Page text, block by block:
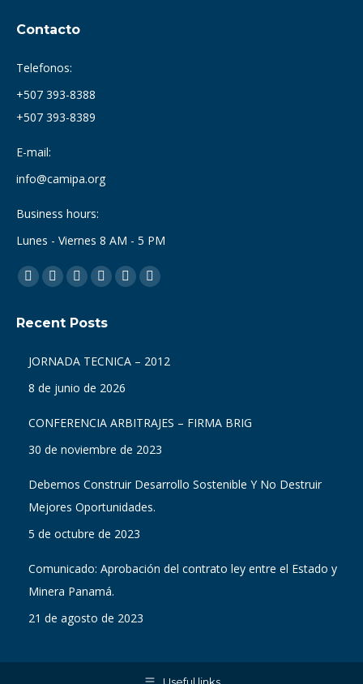
Contacto
Telefonos:
+507 393-8388
+507 393-8389
E-mail:
info@camipa.org
Business hours:
Lunes - Viernes 8 AM - 5 PM
Find us on:
Facebook
opens
new
window
X
opens
new
window
Dribbble
opens
new
window
YouTube
opens
new
window
Delicious
new
window
Flickr
new
Recent Posts
JORNADA TECNICA – 2012
8 de junio de 2026
CONFERENCIA ARBITRAJES – FIRMA BRIG
30 de noviembre de 2023
Debemos Construir Desarrollo Sostenible Y No Destruir
Mejores Oportunidades.
5 de octubre de 2023
Comunicado: Aprobación del contrato ley entre el Estado y
Minera Panamá.
21 de agosto de 2023